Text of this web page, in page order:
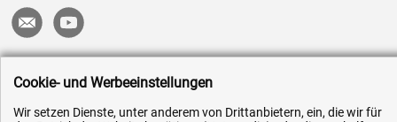
Hilfe & Service
Versandkosten
Cookie- und Werbeeinstellungen
Wir setzen Dienste, unter anderem von Drittanbietern, ein, die wir für